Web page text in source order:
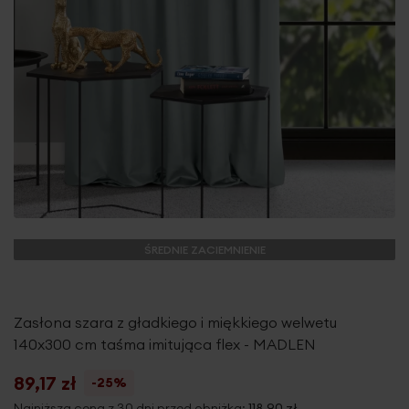
ŚREDNIE ZACIEMNIENIE
Zasłona szara z gładkiego i miękkiego welwetu
140x300 cm taśma imitująca flex - MADLEN
89,17 zł
-25%